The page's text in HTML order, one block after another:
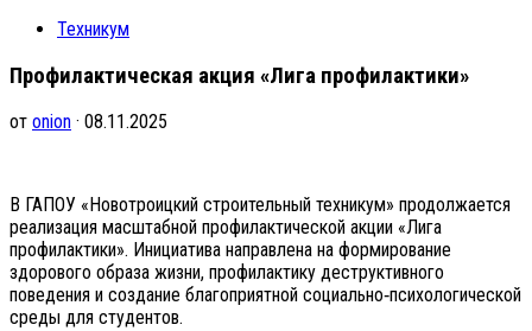
Техникум
Профилактическая акция «Лига профилактики»
от onion · 08.11.2025
В ГАПОУ «Новотроицкий строительный техникум» продолжается
реализация масштабной профилактической акции «Лига
профилактики». Инициатива направлена на формирование
здорового образа жизни, профилактику деструктивного
поведения и создание благоприятной социально‑психологической
среды для студентов.